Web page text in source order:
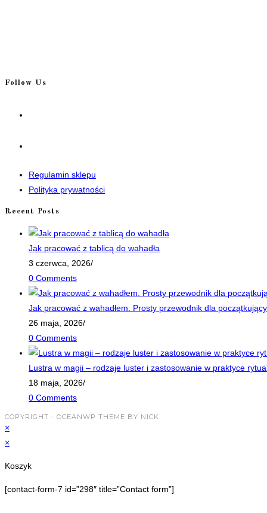
Follow Us
new
tab
Regulamin sklepu
Polityka prywatności
Recent Posts
Jak pracować z tablicą do wahadła
3 czerwca, 2026/
0 Comments
Jak pracować z wahadłem. Prosty przewodnik dla
26 maja, 2026/
0 Comments
Lustra w magii – rodzaje luster i zastosowanie w praktyce
18 maja, 2026/
0 Comments
COPYRIGHT - OCEANWP THEME BY NICK
×
×
Koszyk
[contact-form-7 id=”298″ title=”Contact form”]